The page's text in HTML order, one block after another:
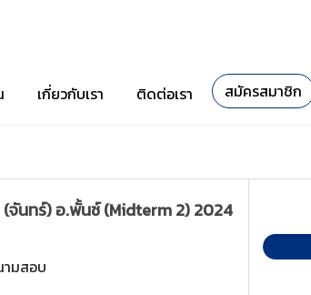
เกี่ยวกับเรา ติดต่อเรา สมัครสมาชิก
จันทร์) อ.พั้นช์ (Midterm 2) 2024
ามสอบ